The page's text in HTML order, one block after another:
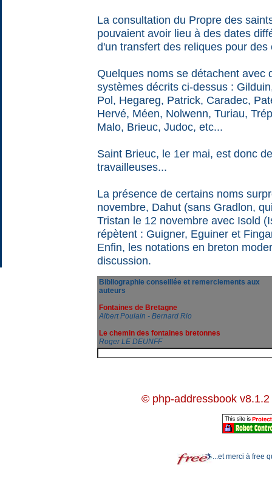
La consultation du Propre des
pouvaient avoir lieu à des dates
d'un transfert des reliques pour
Quelques noms se détachent avec
systèmes décrits ci-dessus :
Pol, Hegareg, Patrick, Caradec,
Hervé, Méen, Nolwenn, Turiau,
Malo, Brieuc, Judoc, etc...
Saint Brieuc, le 1er mai, est donc
travailleuses...
La présence de certains noms
novembre, Dahut (sans Gradlon,
Tristan le 12 novembre avec Isold
répètent : Guigner, Eguiner et
Enfin, les notations en breton
discussion.
Bibliographie conseillée et remerciements aux
auteurs
Fontaines de Bretagne
Albert Poulain - Bernard Rio
Le chemin des fontaines bretonnes
Roger LE DEUNFF
© php-addressbook v8.1.2
...et merci à free